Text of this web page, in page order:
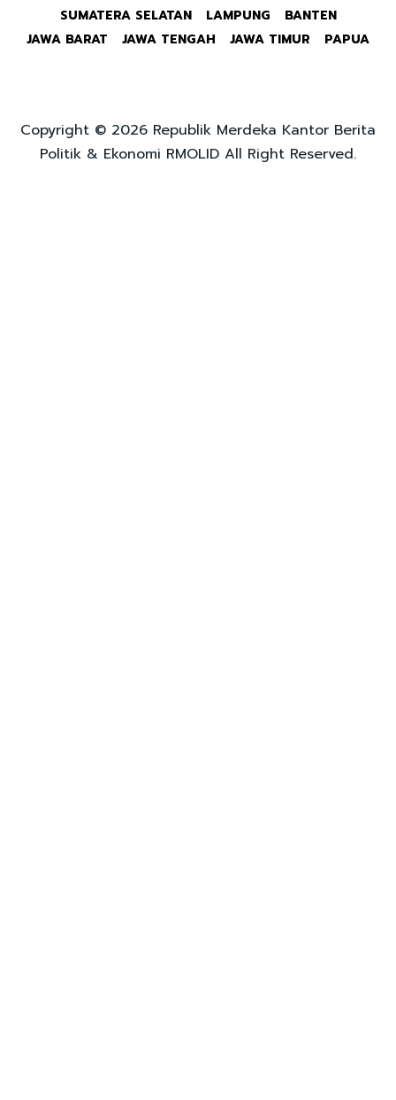
SUMATERA SELATAN
LAMPUNG
BANTEN
JAWA BARAT
JAWA TENGAH JAWA TIMUR PAPUA
Copyright © 2026 Republik Merdeka Kantor Berita
Politik & Ekonomi RMOLID All Right Reserved.